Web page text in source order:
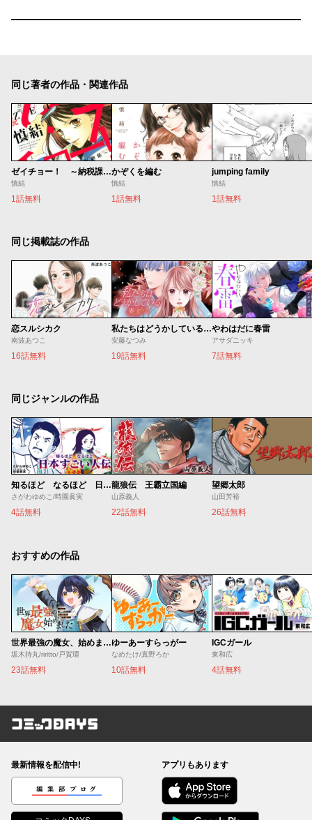
同じ著者の作品・関連作品
ゼイチョー！ ～納税課第三収納係～
慎結
1話無料
かぞくを編む
慎結
1話無料
jumping family
慎結
1話無料
同じ掲載誌の作品
恋スルシカク
南波あつこ
16話無料
私たちはどうかしている 妻恋い
安藤なつみ
19話無料
やわはだに春雷
アサダニッキ
7話無料
同じジャンルの作品
知るほど なるほど 日本すごい人伝
さがわゆめこ/時園眞実
4話無料
龍狼伝 王霸立国編
山原義人
22話無料
望郷太郎
山田芳裕
26話無料
おすすめの作品
世界最強の魔女、始めました ～私だけ『攻略サイト』を見れる世界で自由に生きます～
坂木持丸/riritto/戸賀環
23話無料
ゆーあーすらっがー
なめたけ/真野ろか
10話無料
IGCガール
東和広
4話無料
コミックDAYS
最新情報を配信中!
編集部ブログ
アプリもあります